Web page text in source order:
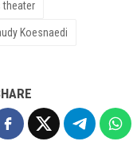
theater
Koesnaedi